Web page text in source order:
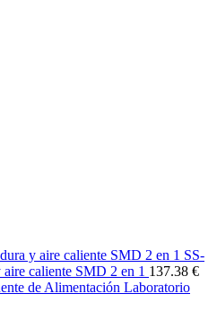
SS-
caliente SMD 2 en 1 137.38 €